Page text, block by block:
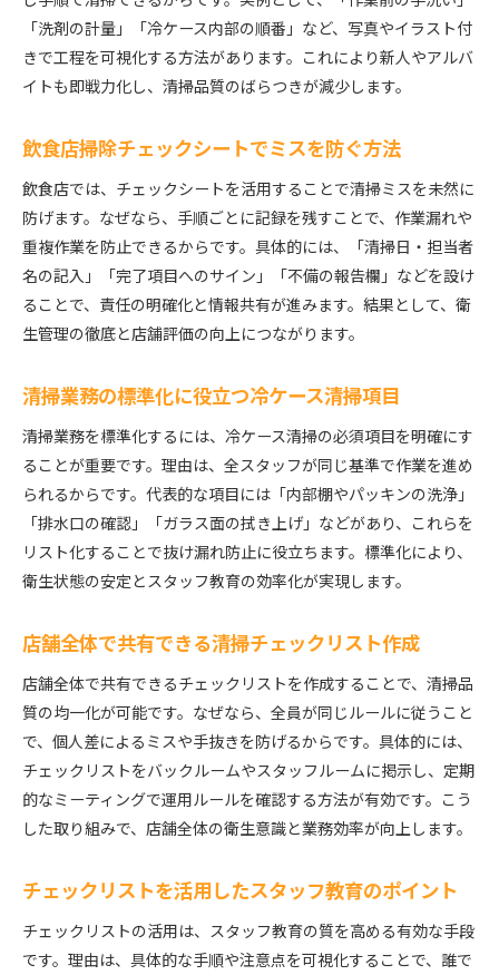
「洗剤の計量」「冷ケース内部の順番」など、写真やイラスト付
きで工程を可視化する方法があります。これにより新人やアルバ
イトも即戦力化し、清掃品質のばらつきが減少します。
飲食店掃除チェックシートでミスを防ぐ方法
飲食店では、チェックシートを活用することで清掃ミスを未然に
防げます。なぜなら、手順ごとに記録を残すことで、作業漏れや
重複作業を防止できるからです。具体的には、「清掃日・担当者
名の記入」「完了項目へのサイン」「不備の報告欄」などを設け
ることで、責任の明確化と情報共有が進みます。結果として、衛
生管理の徹底と店舗評価の向上につながります。
清掃業務の標準化に役立つ冷ケース清掃項目
清掃業務を標準化するには、冷ケース清掃の必須項目を明確にす
ることが重要です。理由は、全スタッフが同じ基準で作業を進め
られるからです。代表的な項目には「内部棚やパッキンの洗浄」
「排水口の確認」「ガラス面の拭き上げ」などがあり、これらを
リスト化することで抜け漏れ防止に役立ちます。標準化により、
衛生状態の安定とスタッフ教育の効率化が実現します。
店舗全体で共有できる清掃チェックリスト作成
店舗全体で共有できるチェックリストを作成することで、清掃品
質の均一化が可能です。なぜなら、全員が同じルールに従うこと
で、個人差によるミスや手抜きを防げるからです。具体的には、
チェックリストをバックルームやスタッフルームに掲示し、定期
的なミーティングで運用ルールを確認する方法が有効です。こう
した取り組みで、店舗全体の衛生意識と業務効率が向上します。
チェックリストを活用したスタッフ教育のポイント
チェックリストの活用は、スタッフ教育の質を高める有効な手段
です。理由は、具体的な手順や注意点を可視化することで、誰で